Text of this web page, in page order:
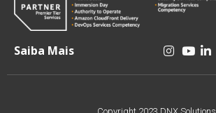
Saiba Mais